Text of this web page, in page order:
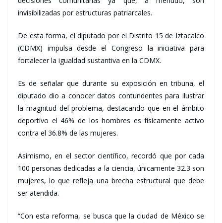
invisibilizadas por estructuras patriarcales.
De esta forma, el diputado por el Distrito 15 de Iztacalco
(CDMX) impulsa desde el Congreso la iniciativa para
fortalecer la igualdad sustantiva en la CDMX.
Es de señalar que durante su exposición en tribuna, el
diputado dio a conocer datos contundentes para ilustrar
la magnitud del problema, destacando que en el ámbito
deportivo el 46% de los hombres es físicamente activo
contra el 36.8% de las mujeres.
Asimismo, en el sector científico, recordó que por cada
100 personas dedicadas a la ciencia, únicamente 32.3 son
mujeres, lo que refleja una brecha estructural que debe
ser atendida.
“Con esta reforma, se busca que la ciudad de México se